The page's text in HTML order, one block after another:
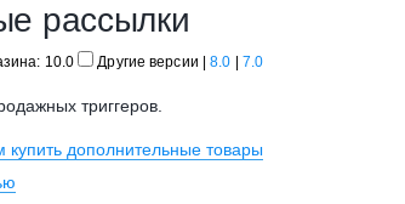
рассылки
10.0 Другие версии |8.0 7.0
триггеров.
дополнительные товары